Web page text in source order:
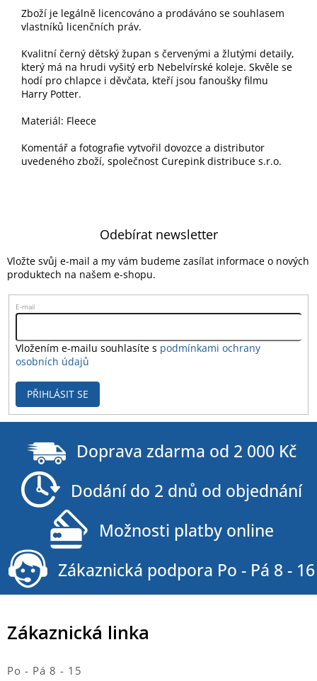
Zboží je legálně licencováno a prodáváno se souhlasem
vlastníků licenčních práv.
Kvalitní černý dětský župan s červenými a žlutými detaily,
který má na hrudi vyšitý erb Nebelvírské koleje. Skvěle se
hodí pro chlapce i děvčata, kteří jsou fanoušky filmu
Harry Potter.
Materiál: Fleece
Komentář a fotografie vytvořil dovozce a distributor
uvedeného zboží, společnost Curepink distribuce s.r.o.
Zákaznická linka
Po - Pá 8 - 15
Odebírat newsletter
Vložte svůj e-mail a my vám budeme zasílat informace o nových
produktech na našem e-shopu.
E-mail
Vložením e-mailu souhlasíte s podmínkami ochrany
osobních údajů
PŘIHLÁSIT SE
Doprava zdarma od 2 000 Kč
Dodání do 2 dnů od objednání
Možnosti platby online
Zákaznická podpora Po - Pá 8 - 16